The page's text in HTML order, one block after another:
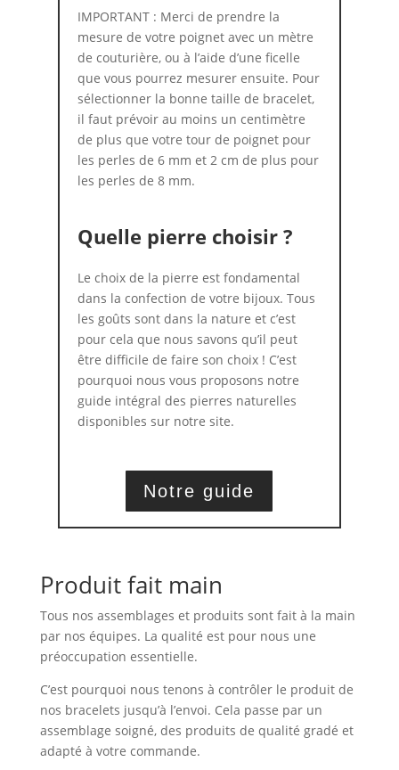
IMPORTANT : Merci de prendre la
mesure de votre poignet avec un mètre
de couturière, ou à l’aide d’une ficelle
que vous pourrez mesurer ensuite. Pour
sélectionner la bonne taille de bracelet,
il faut prévoir au moins un centimètre
de plus que votre tour de poignet pour
les perles de 6 mm et 2 cm de plus pour
les perles de 8 mm.
Quelle pierre choisir ?
Le choix de la pierre est fondamental
dans la confection de votre bijoux. Tous
les goûts sont dans la nature et c’est
pour cela que nous savons qu’il peut
être difficile de faire son choix ! C’est
pourquoi nous vous proposons notre
guide intégral des pierres naturelles
disponibles sur notre site.
Notre guide
Produit fait main
Tous nos assemblages et produits sont fait à la main
par nos équipes. La qualité est pour nous une
préoccupation essentielle.
C’est pourquoi nous tenons à contrôler le produit de
nos bracelets jusqu’à l’envoi. Cela passe par un
assemblage soigné, des produits de qualité gradé et
adapté à votre commande.